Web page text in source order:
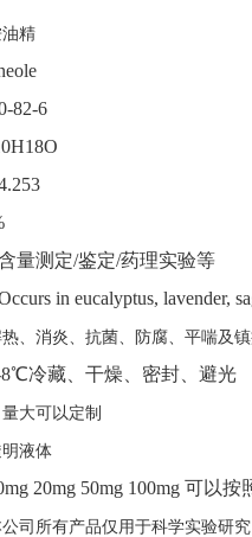
精
82-6
量测定/鉴定/药理实验等
in eucalyptus, lavender,
、消炎、抗菌、防腐、平喘及
℃冷藏、干燥、密封、避光
大可以定制
液体
20mg 50mg 100mg 可以按
司所有产品仅用于科学实验研